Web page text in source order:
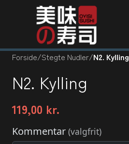
Forside/Stegte Nudler/N2. Kylling
N2. Kylling
119,00 kr.